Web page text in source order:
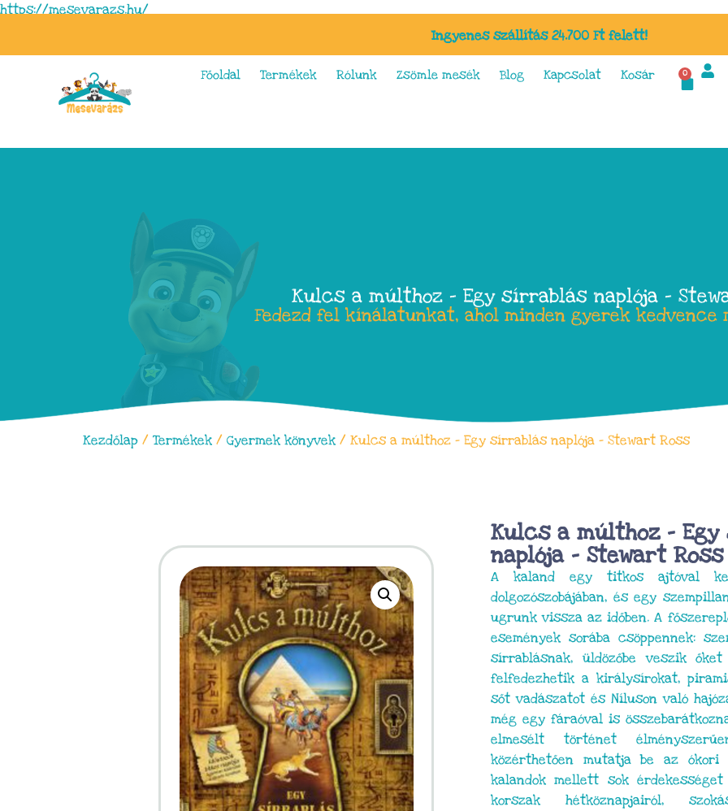
https://mesevarazs.hu/
Ingyenes szállítás 24.700 Ft felett!
Főoldal Termékek Rólunk Zsömle mesék Blog Kapcsolat Kosár 0
Kulcs a múlthoz – Egy sírrablás naplója –
Fedezd fel kínálatunkat, ahol minden gyerek kedvence
Kezdőlap / Termékek / Gyermek könyvek / Kulcs a múlthoz – Egy sírrablás naplója – Stewart Ross
Kulcs a múlthoz –
naplója – Stewart Ross
A kaland egy titkos ajtóval
dolgozószobájában, és egy
ugrunk vissza az időben. A
események sorába csöppennek:
sírrablásnak, üldözőbe veszik
felfedezhetik a királysírokat,
sőt vadászatot és Níluson való
még egy fáraóval is
elmesélt történet
közérthetően mutatja be az ókori
kalandok mellett sok
korszak hétköznapjairól,